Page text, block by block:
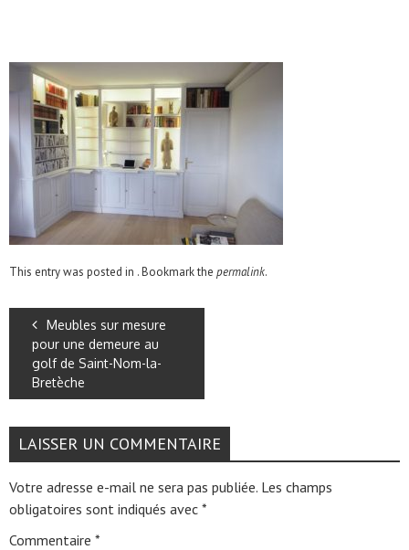
This entry was posted in . Bookmark the permalink.
Meubles sur mesure
pour une demeure au
golf de Saint-Nom-la-
Bretèche
LAISSER UN COMMENTAIRE
Votre adresse e-mail ne sera pas publiée. Les champs
obligatoires sont indiqués avec *
Commentaire *